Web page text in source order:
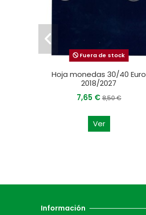
Fuera de stock
Hoja monedas 30/40 Euro
2018/2027
7,65 €8,50 €
Ver
Información